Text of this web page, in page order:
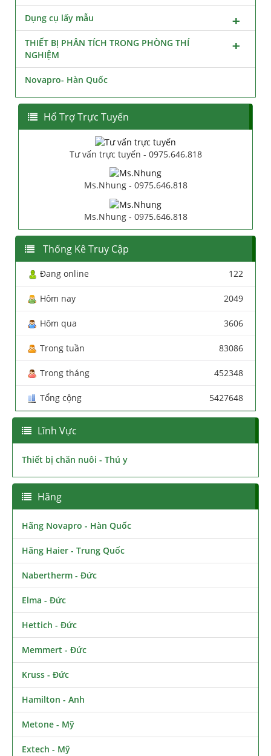
Dụng cụ lấy mẫu
THIẾT BỊ PHÂN TÍCH TRONG PHÒNG THÍ
NGHIỆM
Novapro- Hàn Quốc
Hổ Trợ Trực Tuyến
Tư vấn trực tuyến - 0975.646.818
Ms.Nhung - 0975.646.818
Ms.Nhung - 0975.646.818
Thống Kê Truy Cập
Đang online 122
Hôm nay 2049
Hôm qua 3606
Trong tuần 83086
Trong tháng 452348
Tổng cộng 5427648
Lĩnh Vực
Thiết bị chăn nuôi - Thú y
Hãng
Hãng Novapro - Hàn Quốc
Hãng Haier - Trung Quốc
Nabertherm - Đức
Elma - Đức
Hettich - Đức
Memmert - Đức
Kruss - Đức
Hamilton - Anh
Metone - Mỹ
Extech - Mỹ